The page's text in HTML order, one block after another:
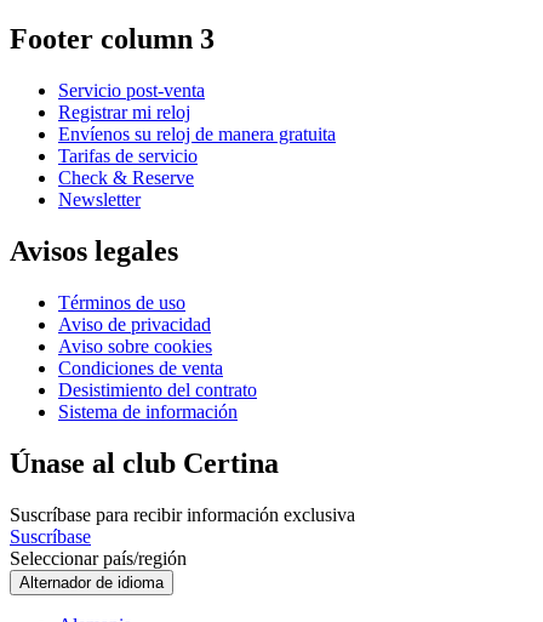
Footer column 3
Servicio post-venta
Registrar mi reloj
Envíenos su reloj de manera gratuita
Tarifas de servicio
Check & Reserve
Newsletter
Avisos legales
Términos de uso
Aviso de privacidad
Aviso sobre cookies
Condiciones de venta
Desistimiento del contrato
Sistema de información
Únase al club Certina
Suscríbase para recibir información exclusiva
Suscríbase
Seleccionar país/región
Alternador de idioma